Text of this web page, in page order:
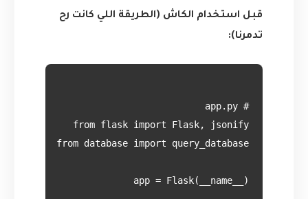
قبل استخدام الكاش (الطريقة اللي كانت رح
تدمرنا):